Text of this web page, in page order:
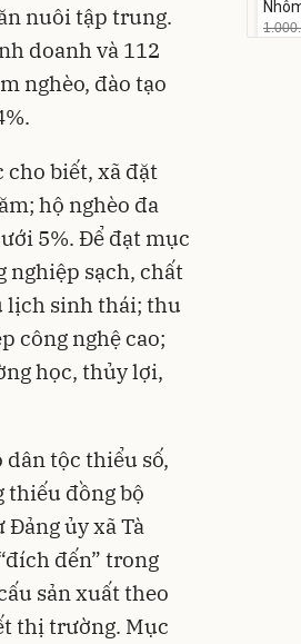
nuôi tập trung.
doanh và 112
nghèo, đào tạo
cho biết, xã đặt
hộ nghèo đa
5%. Để đạt mục
nghiệp sạch, chất
lịch sinh thái; thu
công nghệ cao;
học, thủy lợi,
dân tộc thiểu số,
thiếu đồng bộ
ủy xã Tà
đến” trong
sản xuất theo
thị trường. Mục
20/